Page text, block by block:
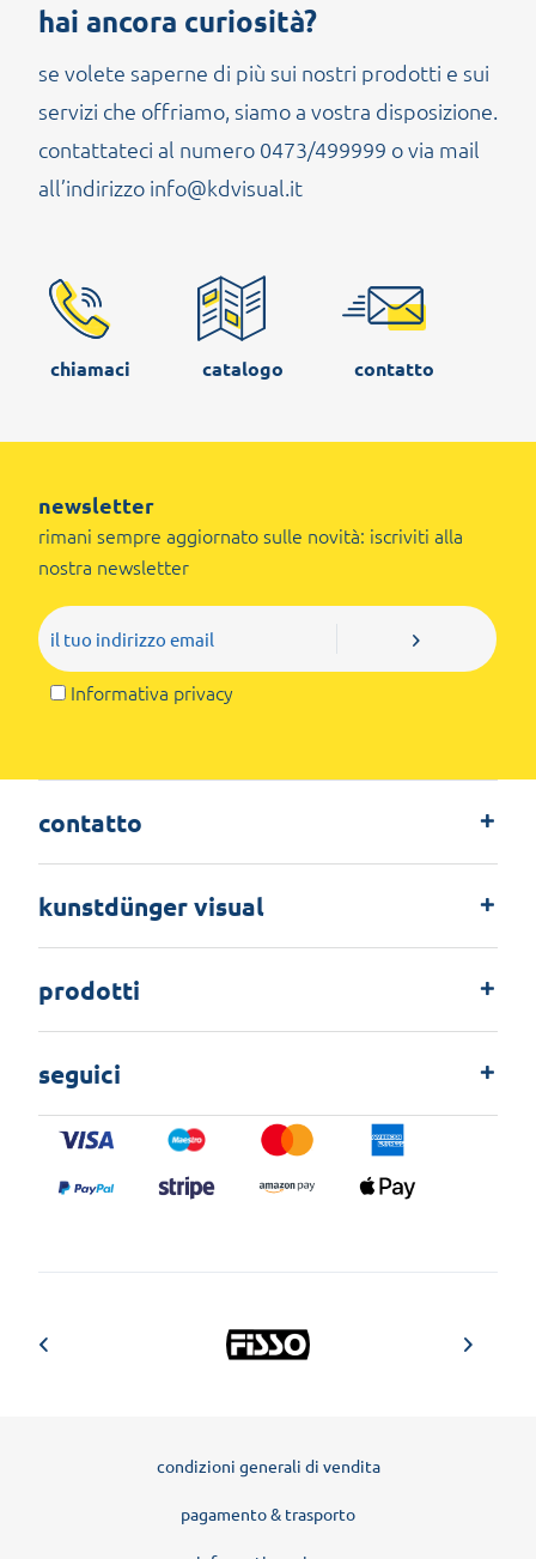
hai ancora curiosità?
se volete saperne di più sui nostri prodotti e sui
servizi che offriamo, siamo a vostra disposizione.
contattateci al numero 0473/499999 o via mail
all’indirizzo info@kdvisual.it
chiamaci catalogo contatto
newsletter
rimani sempre aggiornato sulle novità: iscriviti alla
nostra newsletter
Informativa privacy
contatto
kunstdünger visual
prodotti
seguici
condizioni generali di vendita
pagamento & trasporto